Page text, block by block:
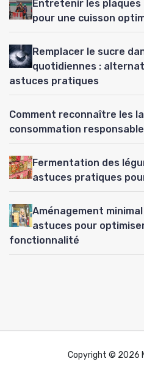
Entretenir les
pour une cuisson
Remplacer le sucre
quotidiennes :
astuces pratiques
Comment reconnaître les
consommation responsable
Fermentation des
astuces pratiques
Aménagement minimal
astuces pour
fonctionnalité
Copyright © 2026